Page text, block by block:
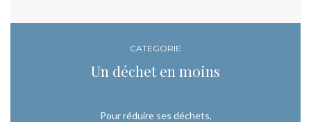
CATEGORIE
Un déchet en moins
Pour réduire ses déchets,